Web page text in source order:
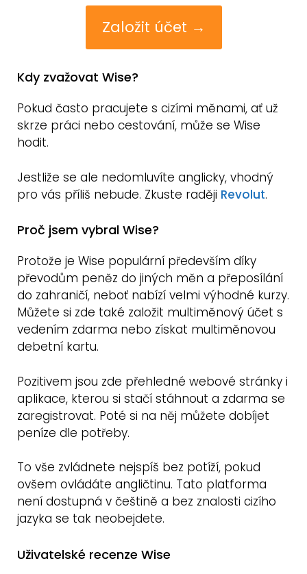
Založit účet →
Kdy zvažovat Wise?
Pokud často pracujete s cizími měnami, ať už
skrze práci nebo cestování, může se Wise
hodit.
Jestliže se ale nedomluvíte anglicky, vhodný
pro vás příliš nebude. Zkuste raději Revolut.
Proč jsem vybral Wise?
Protože je Wise populární především díky
převodům peněz do jiných měn a přeposílání
do zahraničí, neboť nabízí velmi výhodné kurzy.
Můžete si zde také založit multiměnový účet s
vedením zdarma nebo získat multiměnovou
debetní kartu.
Pozitivem jsou zde přehledné webové stránky i
aplikace, kterou si stačí stáhnout a zdarma se
zaregistrovat. Poté si na něj můžete dobíjet
peníze dle potřeby.
To vše zvládnete nejspíš bez potíží, pokud
ovšem ovládáte angličtinu. Tato platforma
není dostupná v češtině a bez znalosti cizího
jazyka se tak neobejdete.
Uživatelské recenze Wise